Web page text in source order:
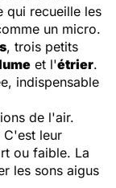
qui recueille les
un micro.
, trois petits
et l'étrier.
indispensable
de l'air.
leur
ou faible. La
les sons aigus